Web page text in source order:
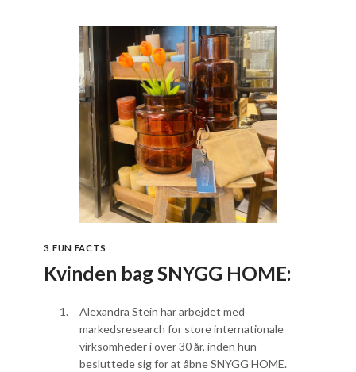
3 FUN FACTS
Kvinden bag SNYGG HOME:
Alexandra Stein har arbejdet med
markedsresearch for store internationale
virksomheder i over 30 år, inden hun
besluttede sig for at åbne SNYGG HOME.